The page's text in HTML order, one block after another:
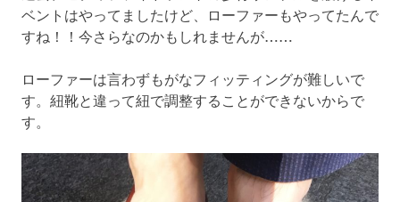
ベントはやってましたけど、ローファーもやってたんで
すね！！今さらなのかもしれませんが……
ローファーは言わずもがなフィッティングが難しいで
す。紐靴と違って紐で調整することができないからで
す。